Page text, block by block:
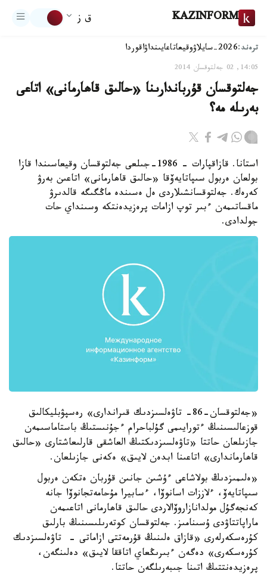
KAZINFORM ق ز
ترەند:2026-سايلاۋ وقيعاتاعايىنداۋاقوردا
14:05, 02 جەلتوقسان 2014
جەلتوقسان قۇرباندارىنا «حالىق قاھارمانى» اتاعى
بەرىلە مە؟
استانا. قازاقپارات - 1986-جىلعى جەلتوقسان وقيعاسىندا قازا
بولعان ەربول سىپاتايەۆقا «حالىق قاھارمانى» اتاعىن بەرۋ
كەرەك. جەلتوقسانشىلاردى ەل ەسىندە ماڭگىگە قالدىرۋ
ماقساتىمەن ءبىر توپ ازامات پرەزيدەنتكە وسىنداي حات
جولدادى.
«جەلتوقسان-86- تاۋەلسىزدىك قىراندارى» رەسپۋبليكالىق
قوزعالىسىنىڭ ءتورايىمى گۇلباحرام ءجۇنىستىڭ باستاماسىمەن
جازىلعان حاتتا «تاۋەلسىزدىكتىڭ العاشقى قارلىعاشتارى «حالىق
قاھارماندارى» اتاعىنا ابدەن لايىق» ەكەنى جازىلعان.
«ەلىمىزدىڭ بولاشاعى ءۇشىن جانىن قۇربان ەتكەن ەربول
سىپاتايەۆ، ءلاززات اسانوۆا، ءسابيرا مۇحامەتجانوۆا جانە
كەنجەگۇل مولدانازاروۆالاردى حالىق قاھارمانى اتاعىمەن
ماراپاتتاۋدى ۇسىنامىز. جەلتوقسان كوتەرىلىسىنىڭ بارلىق
كۇرەسكەرلەرى «قازاق ەلىنىڭ قۇرمەتتى ازاماتى - تاۋەلسىزدىك
كۇرەسكەرى» دەگەن ءبىرىڭعاي اتاققا لايىق» دەلىنگەن،
پرەزيدەنتتىڭ اتىنا جىبەرىلگەن حاتتا.